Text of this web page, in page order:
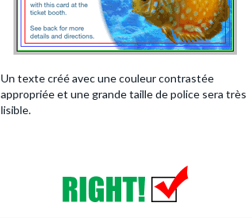
Un texte créé avec une couleur contrastée
appropriée et une grande taille de police sera très
lisible.